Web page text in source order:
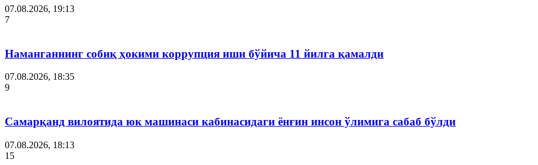
07.08.2026, 19:13
7
Наманганнинг собиқ ҳокими коррупция иши бўйича 11 йилга қамалди
07.08.2026, 18:35
9
Самарқанд вилоятида юк машинаси кабинасидаги ёнғин инсон ўлимига сабаб бўлди
07.08.2026, 18:13
15